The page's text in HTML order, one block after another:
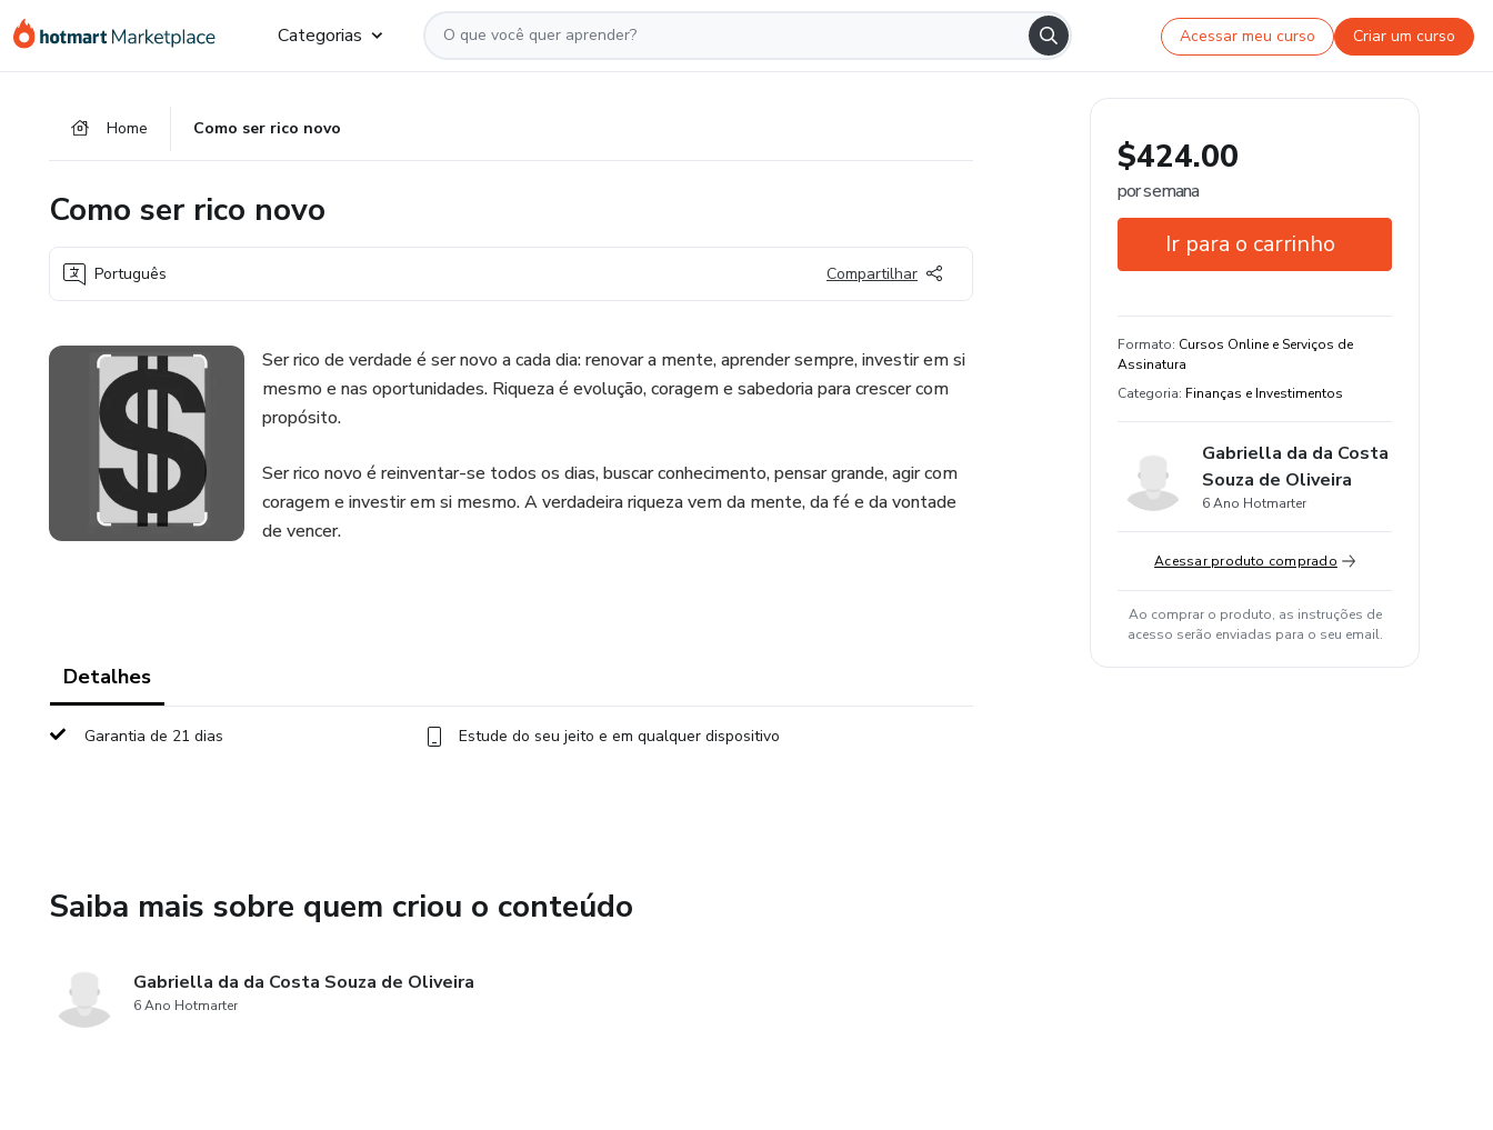
para
para
para
Categorias Acessar meu curso Criar um curso
Home Como ser rico novo
Como ser rico novo
Português Compartilhar
Ser rico de verdade é ser novo a cada dia: renovar a mente, aprender sempre, investir em si
mesmo e nas oportunidades. Riqueza é evolução, coragem e sabedoria para crescer com
propósito.
Ser rico novo é reinventar-se todos os dias, buscar conhecimento, pensar grande, agir com
coragem e investir em si mesmo. A verdadeira riqueza vem da mente, da fé e da vontade
de vencer.
Detalhes
Garantia de 21 dias Estude do seu jeito e em qualquer dispositivo
Saiba mais sobre quem criou o conteúdo
Gabriella da da Costa Souza de Oliveira
6 Ano Hotmarter
$424.00
por semana
Ir para o carrinho
Estude do seu jeito e em qualquer
dispositivo
Formato: Cursos Online e Serviços de
Assinatura
Categoria: Finanças e Investimentos
Gabriella da da Costa
Souza de Oliveira
6 Ano Hotmarter
Acessar produto comprado
Ao comprar o produto, as instruções de
acesso serão enviadas para o seu email.